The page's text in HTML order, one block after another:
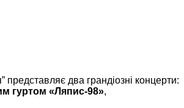
представляє два грандіозні концерти:
гуртом «Ляпис-98»,